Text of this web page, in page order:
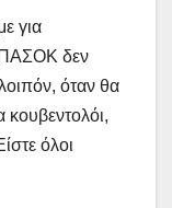
για
ΠΑΣΟΚ δεν
όταν θα
κουβεντολόι,
όλοι